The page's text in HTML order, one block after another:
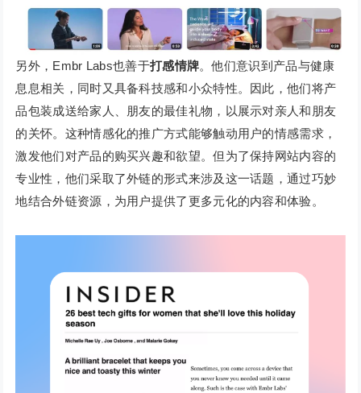
另外，Embr Labs也善于打感情牌。他们意识到产品与健康
息息相关，同时又具备科技感和小众特性。因此，他们将产
品包装成送给家人、朋友的最佳礼物，以展示对亲人和朋友
的关怀。这种情感化的推广方式能够触动用户的情感需求，
激发他们对产品的购买兴趣和欲望。但为了保持网站内容的
专业性，他们采取了外链的形式来涉及这一话题，通过巧妙
地结合外链资源，为用户提供了更多元化的内容和体验。